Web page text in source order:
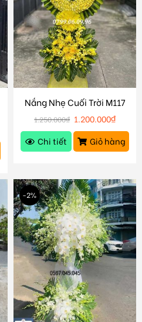
Nắng Nhẹ Cuối Trời M117
1.250.000₫ 1.200.000₫
Chi tiết
Giỏ hàng
-2%